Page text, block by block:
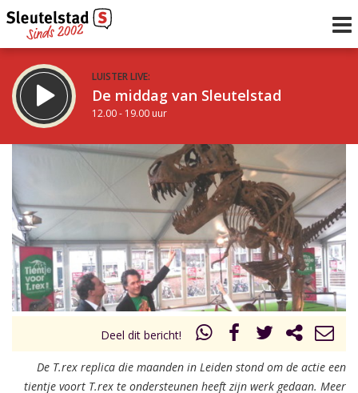
LUISTER LIVE:
De middag van Sleutelstad
12.00 - 19.00 uur
STRAKS:
De avond van Sleutelstad
19.00 - 22.00 uur
Vorig uur
uur 1 van 0 Volgend uur
Inklappen
Deel dit bericht!
De T.rex replica die maanden in Leiden stond om de actie een
tientje voort T.rex te ondersteunen heeft zijn werk gedaan. Meer